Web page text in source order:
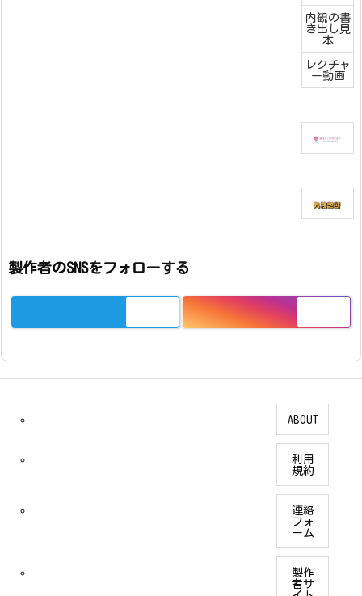
内観の書
き出し見
本
レクチャ
ー動画
製作者のSNSをフォローする
ABOUT
利用
規約
連絡
フォ
ーム
製作
者サ